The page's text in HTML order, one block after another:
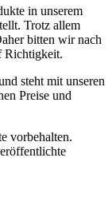
in unserem
Trotz allem
bitten wir nach
Richtigkeit.
steht mit unseren
Preise und
vorbehalten.